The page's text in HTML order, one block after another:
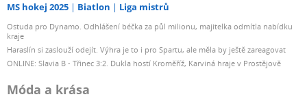
MS hokej 2025 Biatlon Liga mistrů
Ostuda pro Dynamo. Odhlášení béčka za půl milionu, majitelka odmítla nabídku
kraje
Haraslín si zaslouží odejít. Výhra je to i pro Spartu, ale měla by ještě zareagovat
ONLINE: Slavia B - Třinec 3:2. Dukla hostí Kroměříž, Karviná hraje v Prostějově
Móda a krása